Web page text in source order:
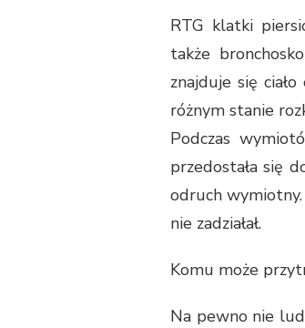
RTG klatki
także
znajduje się
różnym stanie
Podczas
przedostała się
odruch
nie zadziałał.
Komu może
Na pewno nie